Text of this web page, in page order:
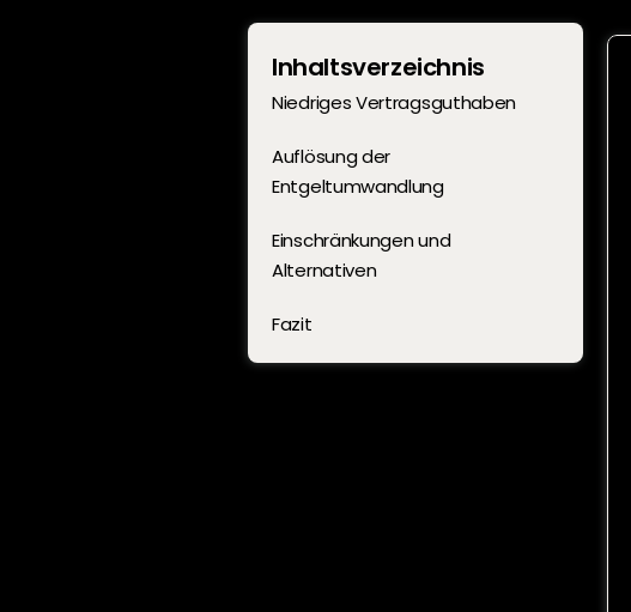
Inhaltsverzeichnis
Niedriges Vertragsguthaben
Auflösung der
Entgeltumwandlung
Einschränkungen und
Alternativen
Fazit